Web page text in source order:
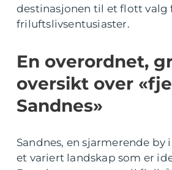
destinasjonen til et flott valg
friluftslivsentusiaster.
En overordnet,
oversikt over
Sandnes»
Sandnes, en sjarmerende by
et variert landskap som er